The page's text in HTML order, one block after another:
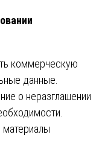
коммерческую
данные.
о неразглашении